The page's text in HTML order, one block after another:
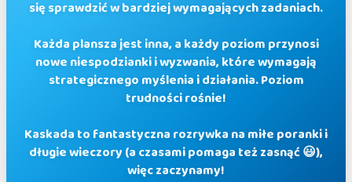
się sprawdzić w bardziej wymagających zadaniach.
Każda plansza jest inna, a każdy poziom przynosi
nowe niespodzianki i wyzwania, które wymagają
strategicznego myślenia i działania. Poziom
trudności rośnie!
Kaskada to fantastyczna rozrywka na miłe poranki i
długie wieczory (a czasami pomaga też zasnąć 😃),
więc zaczynamy!